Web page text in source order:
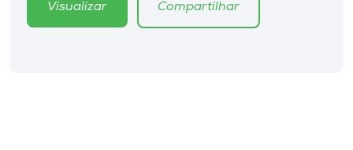
Rádio
Visualizar Compartilhar